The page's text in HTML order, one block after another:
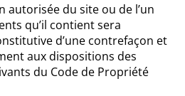
du site ou de l’un
qu’il contient sera
d’une contrefaçon et
aux dispositions des
du Code de Propriété